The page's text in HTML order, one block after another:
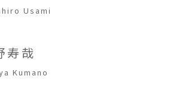
Usami
寿哉
Kumano